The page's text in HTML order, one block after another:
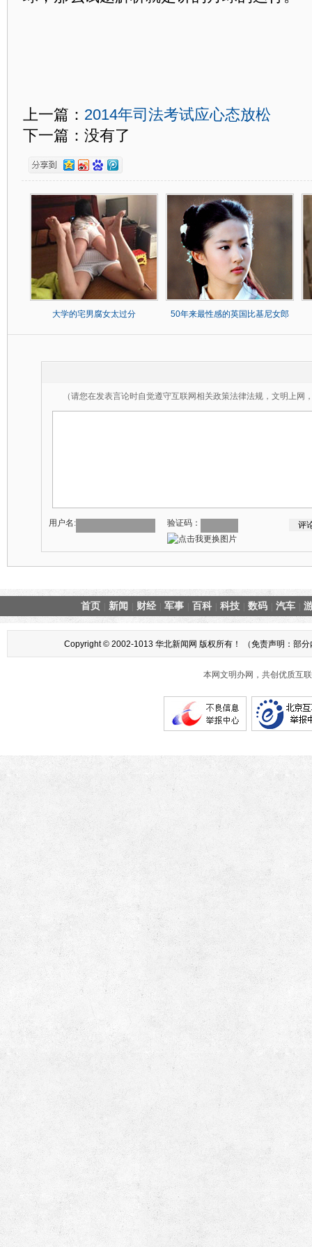
上一篇： 2014年司法考试应心态放松
下一篇：没有了
大学的宅男腐女太过分 50年来最性感的英国比基尼女郎
（请您在发表言论时自觉遵守互联网相关政策法律法规，文明上网
用户名: 验证码：
首页 新闻 财经 军事 百科 科技 数码 汽车
Copyright © 2002-1013 华北新闻网 版权所有！ （免责声明：部
本网文明办网，共创优质互